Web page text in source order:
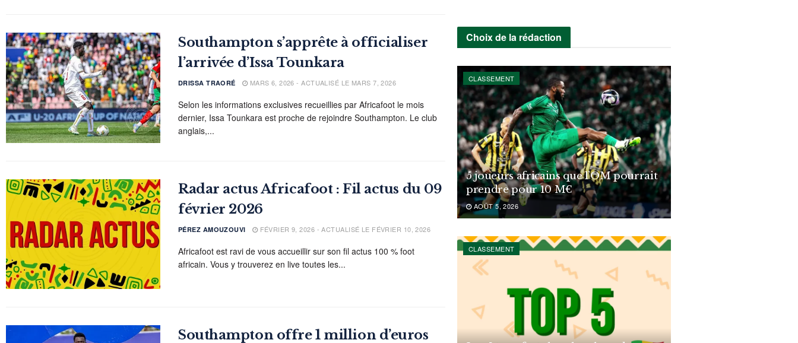
Southampton s’apprête à officialiser
l’arrivée d’Issa Tounkara
DRISSA TRAORÉ MARS 6, 2026 - ACTUALISÉ LE MARS 7, 2026
Selon les informations exclusives recueillies par Africafoot le mois
dernier, Issa Tounkara est proche de rejoindre Southampton. Le club
anglais,...
Radar actus Africafoot : Fil actus du 09
février 2026
PÉREZ AMOUZOUVI FÉVRIER 9, 2026 - ACTUALISÉ LE FÉVRIER 10, 2026
Africafoot est ravi de vous accueillir sur son fil actus 100 % foot
africain. Vous y trouverez en live toutes les...
Southampton offre 1 million d’euros
Choix de la rédaction
CLASSEMENT
5 joueurs africains que l’OM pourrait
prendre pour 10 M€
AOÛT 5, 2026
CLASSEMENT